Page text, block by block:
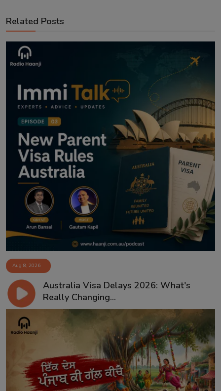
Related Posts
Aug 8, 2026
Australia Visa Delays 2026: What's
Really Changing...